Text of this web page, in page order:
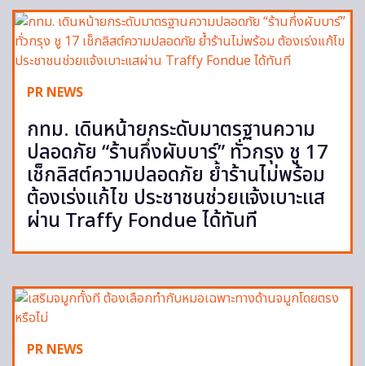
PR NEWS
กทม. เดินหน้ายกระดับมาตรฐานความ
ปลอดภัย “ร้านกึ่งผับบาร์” ทั่วกรุง ชู 17
เช็กลิสต์ความปลอดภัย ย้ำร้านไม่พร้อม
ต้องเร่งแก้ไข ประชาชนช่วยแจ้งเบาะแส
ผ่าน Traffy Fondue ได้ทันที
PR NEWS